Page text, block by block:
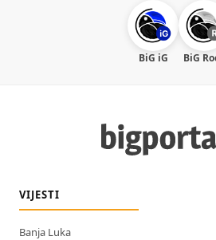
BiG iG BiG
VIJESTI
Banja Luka